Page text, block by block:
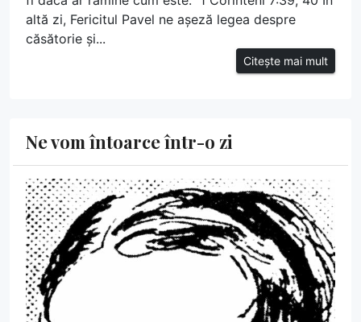
altă zi, Fericitul Pavel ne așeză legea despre
căsătorie și...
Citește mai mult
Ne vom întoarce într-o zi